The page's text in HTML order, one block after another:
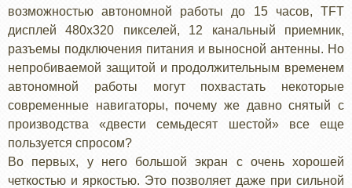
возможностью автономной работы до 15 часов, TFT
дисплей 480х320 пикселей, 12 канальный приемник,
разъемы подключения питания и выносной антенны. Но
непробиваемой защитой и продолжительным временем
автономной работы могут похвастать некоторые
современные навигаторы, почему же давно снятый с
производства «двести семьдесят шестой» все еще
пользуется спросом?
Во первых, у него большой экран с очень хорошей
четкостью и яркостью. Это позволяет даже при сильной